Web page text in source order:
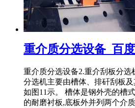
重介质分选设备_百
重介质分选设备2.重介刮板分选
分选机主要由槽体、排矸刮板
如图11示。 槽体是钢外壳的槽
的耐磨衬板,底板外并列两个介